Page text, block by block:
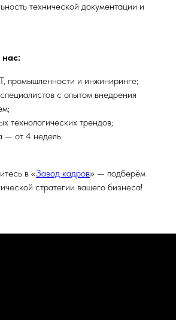
технической документации и
промышленности и инжиниринге;
с опытом внедрения
технологических трендов;
— от 4 недель.
в «Завод кадров» — подберём
стратегии вашего бизнеса!